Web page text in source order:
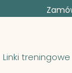
Linki treningowe